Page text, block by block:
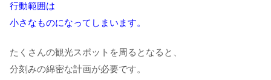
行動範囲は
小さなものになってしまいます。
たくさんの観光スポットを周るとなると、
分刻みの綿密な計画が必要です。